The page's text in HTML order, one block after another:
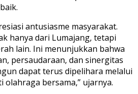
antusiasme masyarakat.
hanya dari Lumajang, tetapi
lain. Ini menunjukkan bahwa
persaudaraan, dan sinergitas
dapat terus dipelihara melalui
bersama,” ujarnya.